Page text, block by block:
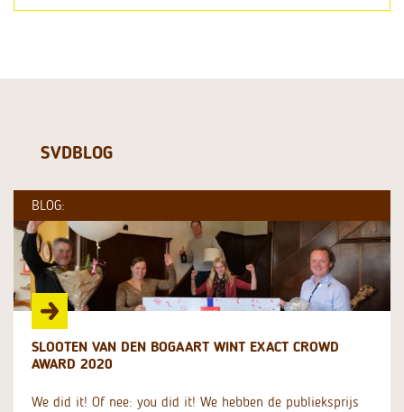
SVDBLOG
BLOG:
SLOOTEN VAN DEN BOGAART WINT EXACT CROWD
AWARD 2020
We did it! Of nee: you did it! We hebben de publieksprijs